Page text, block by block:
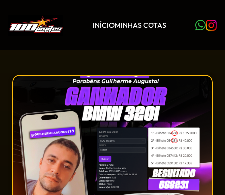
INÍCIOMINHAS COTAS